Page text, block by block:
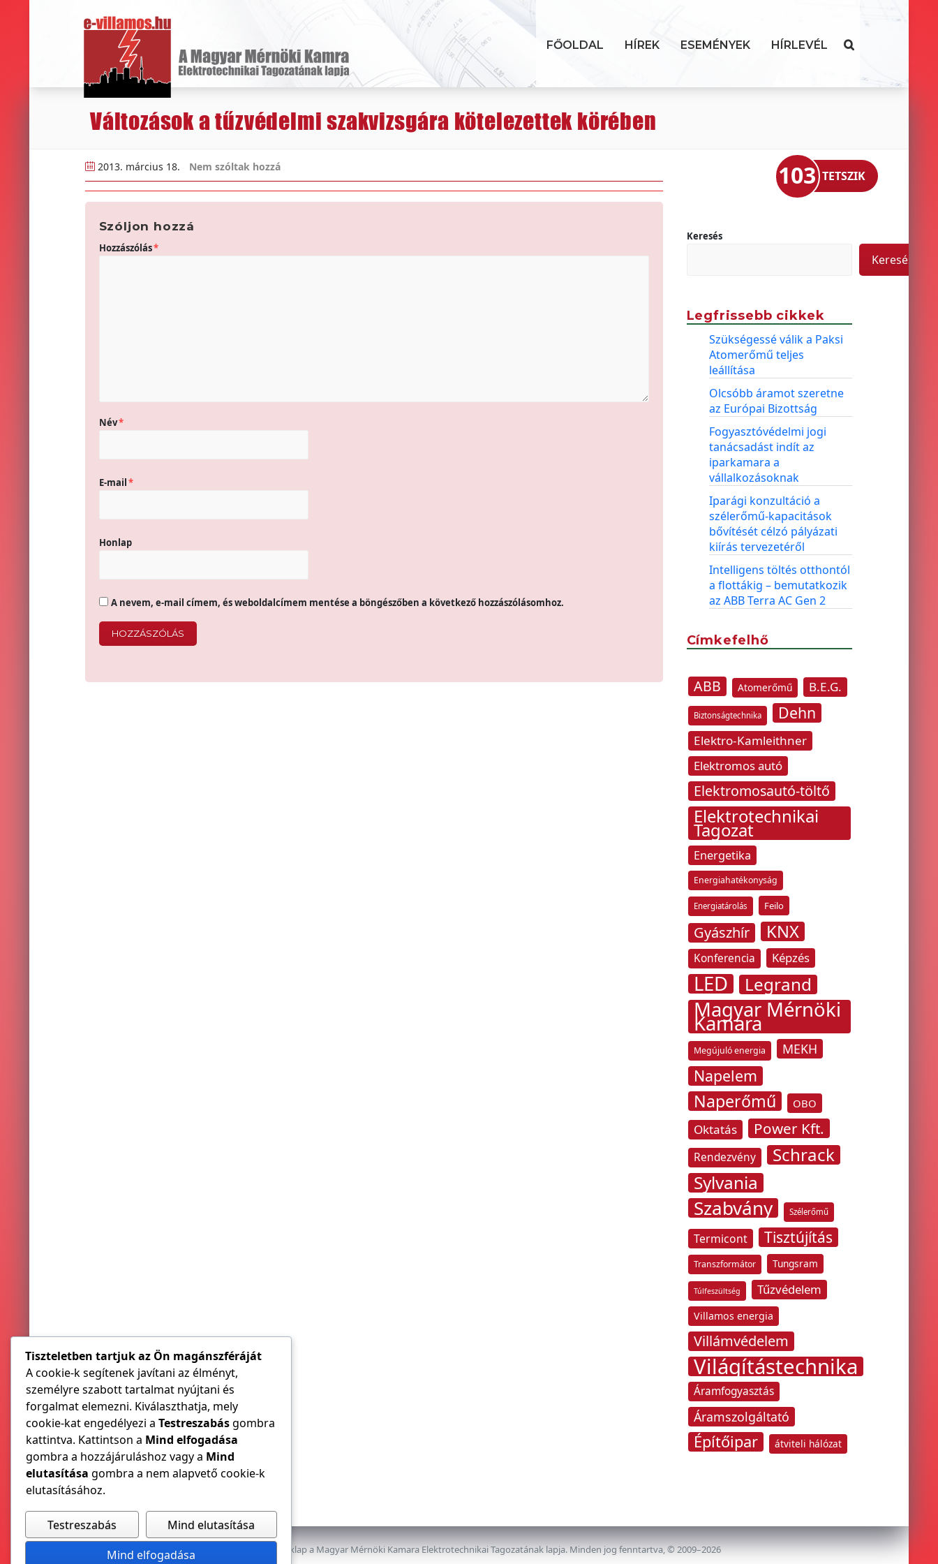
FŐOLDAL HÍREK ESEMÉNYEK HÍRLEVÉL
Változások a tűzvédelmi szakvizsgára kötelezettek körében
2013. március 18. Nem szóltak hozzá
Szóljon hozzá
Hozzászólás*
Név*
E-mail*
Honlap
A nevem, e-mail címem, és weboldalcímem mentése a böngészőben a következő hozzászólásomhoz.
103 TETSZIK
Keresés
Keresés
Legfrissebb cikkek
Szükségessé válik a Paksi
Atomerőmű teljes
leállítása
Olcsóbb áramot szeretne
az Európai Bizottság
Fogyasztóvédelmi jogi
tanácsadást indít az
iparkamara a
vállalkozásoknak
Iparági konzultáció a
szélerőmű-kapacitások
bővítését célzó pályázati
kiírás tervezetéről
Intelligens töltés otthontól
a flottákig – bemutatkozik
az ABB Terra AC Gen 2
Címkefelhő
ABB Atomerőmű B.E.G.
Biztonságtechnika Dehn
Elektro-Kamleithner
Elektromos autó
Elektromosautó-töltő
Elektrotechnikai
Tagozat
Energetika
Energiahatékonyság
Energiatárolás Feilo
Gyászhír KNX
Konferencia Képzés
LED Legrand
Magyar Mérnöki
Kamara
Megújuló energia MEKH
Napelem
Naperőmű OBO
Oktatás Power Kft.
Rendezvény
Schrack
Sylvania
Szabvány Szélerőmű
Termicont Tisztújítás
Transzformátor Tungsram
Túlfeszültség Tűzvédelem
Villamos energia
Villámvédelem
Világítástechnika
Áramfogyasztás
Áramszolgáltató
Építőipar átviteli hálózat
Az E-VILLAMOS szaklap a Magyar Mérnöki Kamara Elektrotechnikai Tagozatának lapja. Minden jog fenntartva, © 2009–2026
Tiszteletben tartjuk az Ön magánszféráját
A cookie-k segítenek javítani az élményt,
személyre szabott tartalmat nyújtani és
forgalmat elemezni. Kiválaszthatja, mely
cookie-kat engedélyezi a Testreszabásgombra
kattintva. Kattintson a Mind elfogadása
gombra a hozzájáruláshoz vagy a Mind
elutasítása gombra a nem alapvető cookie-k
elutasításához.
Testreszabás
Mind elutasítása
Mind elfogadása